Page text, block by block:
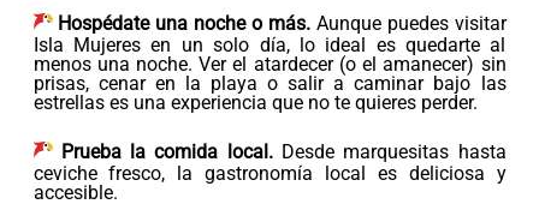
Hospédate una noche o más.Aunque puedes visitar
Isla Mujeres en un solo día, lo ideal es quedarte al
menos una noche. Ver el atardecer (o el amanecer) sin
prisas, cenar en la playa o salir a caminar bajo las
estrellas es una experiencia que no te quieres perder.
Prueba la comida local.Desde marquesitas hasta
ceviche fresco, la gastronomía local es deliciosa y
accesible.